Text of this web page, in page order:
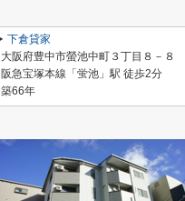
下倉貸家
大阪府豊中市螢池中町３丁目８－８
阪急宝塚本線「蛍池」駅 徒歩2分
築66年